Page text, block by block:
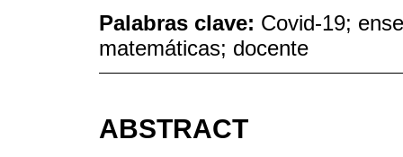
Palabras clave: Covid-19;
matemáticas; docente
ABSTRACT